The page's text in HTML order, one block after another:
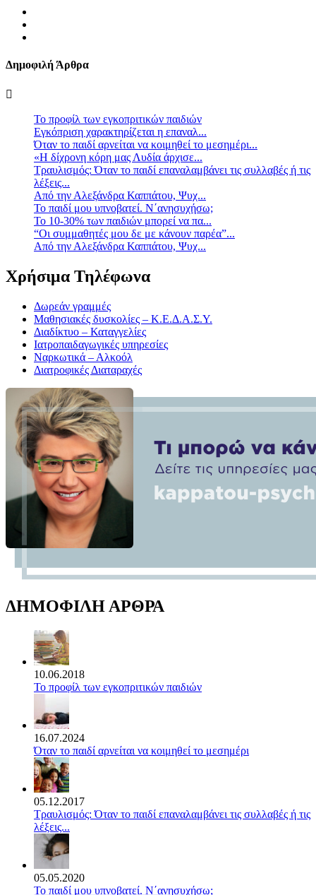
Δημοφιλή Άρθρα
Το προφίλ των εγκοπριτικών παιδιών
Eγκόπριση χαρακτηρίζεται η επαναλ...
Όταν το παιδί αρνείται να κοιμηθεί το μεσημέρι...
«Η δίχρονη κόρη μας Λυδία άρχισε...
Τραυλισμός: Όταν το παιδί επαναλαμβάνει τις συλλαβές ή τις
λέξεις...
Από την Αλεξάνδρα Καππάτου, Ψυχ...
Το παιδί μου υπνοβατεί. Ν΄ανησυχήσω;
Το 10-30% των παιδιών μπορεί να πα...
“Οι συμμαθητές μου δε με κάνουν παρέα”...
Από την Αλεξάνδρα Καππάτου, Ψυχ...
Χρήσιμα Τηλέφωνα
Δωρεάν γραμμές
Μαθησιακές δυσκολίες – Κ.Ε.Δ.Α.Σ.Υ.
Διαδίκτυο – Καταγγελίες
Ιατροπαιδαγωγικές υπηρεσίες
Ναρκωτικά – Αλκοόλ
Διατροφικές Διαταραχές
ΔΗΜΟΦΙΛΗ ΑΡΘΡΑ
10.06.2018
Το προφίλ των εγκοπριτικών παιδιών
16.07.2024
Όταν το παιδί αρνείται να κοιμηθεί το μεσημέρι
05.12.2017
Τραυλισμός: Όταν το παιδί επαναλαμβάνει τις συλλαβές ή τις
λέξεις...
05.05.2020
Το παιδί μου υπνοβατεί. Ν΄ανησυχήσω;